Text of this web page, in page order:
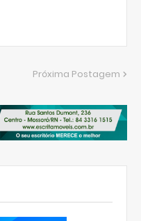
Próxima Postagem